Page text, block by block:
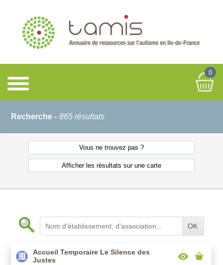
0
Recherche - 865 résultats
Vous ne trouvez pas ?
Afficher les résultats sur une carte
OK
Accueil Temporaire Le Silence des
Justes